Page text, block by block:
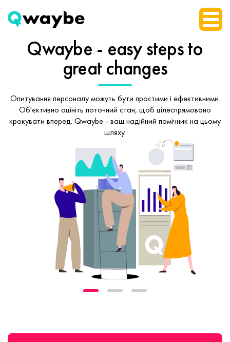
Qwaybe - easy stepsto
great changes
Опитування персоналу можуть бути простими і ефективними.
Об'єктивно оцініть поточний стан, щоб цілеспрямовано
крокувати вперед. Qwaybe - ваш надійний помічник на цьому
шляху.